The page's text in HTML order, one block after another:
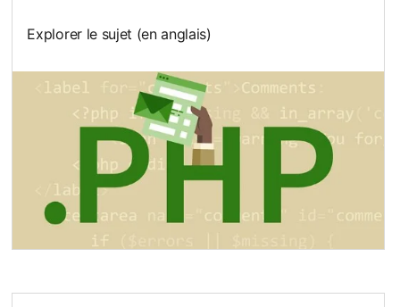
Explorer le sujet (en anglais)